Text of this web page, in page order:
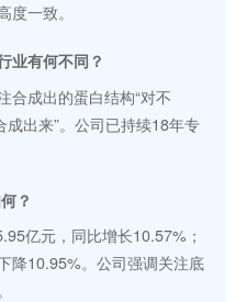
一致。
业有何不同？
合成出的蛋白结构“对不
成出来”。公司已持续18年专
？
亿元，同比增长10.57%；
降10.95%。公司强调关注底